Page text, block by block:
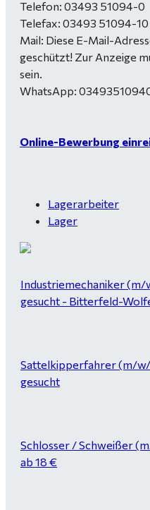
Telefon: 03493 51094-0
Telefax: 03493 51094-10
Mail: Diese E-Mail-
geschützt! Zur Anzeige
sein.
WhatsApp:
Online-Bewerbung
Lagerarbeiter
Lager
Industriemechaniker (m/
gesucht - Bitterfeld-
Sattelkipperfahrer (m/
gesucht
Schlosser / Schweißer
ab 18 €